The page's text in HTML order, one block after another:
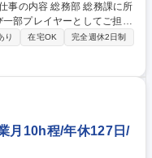
部プレイヤーとしてご担当
管理（社宅管理、本社、各
印章管理等）、社内イベン
社工場との労務・安全衛
。 （具体的には特定技能制
上記本来業務の状況を踏ま
クス
り 在宅OK
完全週休2日制
月10h程/年休127日/